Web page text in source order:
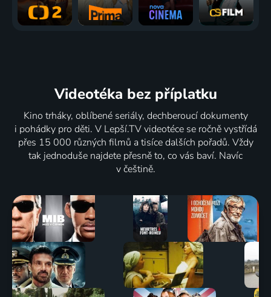
Videotéka bez příplatku
Kino trháky, oblíbené seriály, dechberoucí dokumenty
i pohádky pro děti. V Lepší.TV videotéce se ročně vystřídá
přes 15 000 různých filmů a tisíce dalších pořadů. Vždy
tak jednoduše najdete přesně to, co vás baví. Navíc
v češtině.